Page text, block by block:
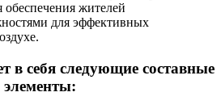
обеспечения жителей
для эффективных
в себя следующие составные
элементы: